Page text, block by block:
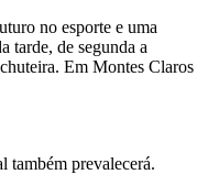
no esporte e uma
tarde, de segunda a
Em Montes Claros
também prevalecerá.